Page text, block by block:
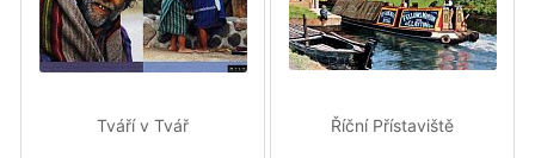
Tváří v Tvář Říční Přístaviště